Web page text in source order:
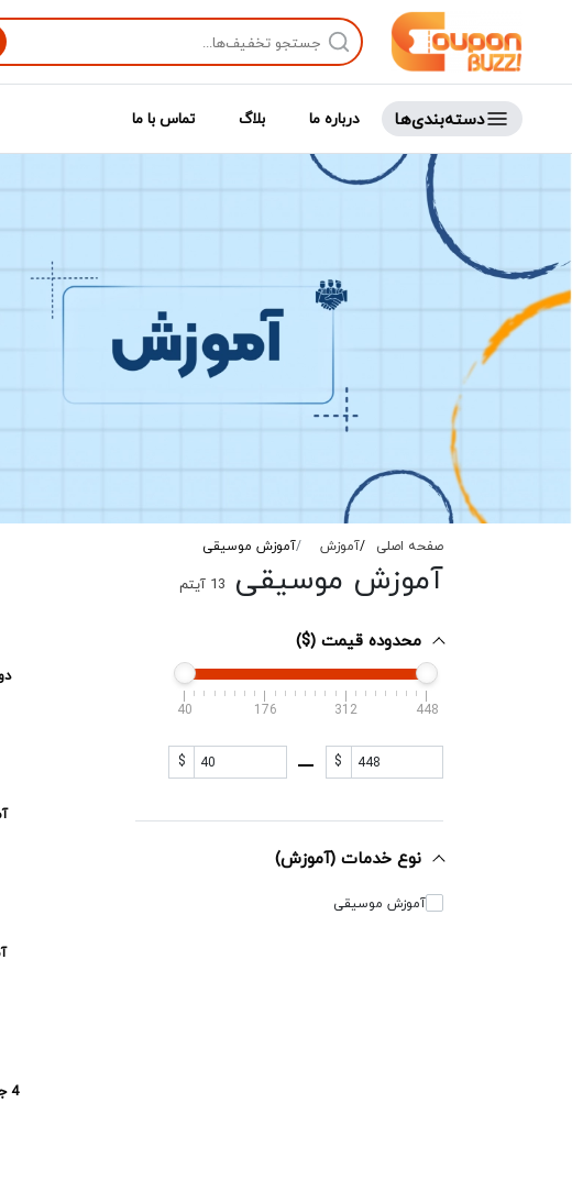
دسته‌بندی‌ها درباره ما بلاگ تماس با ما
صفحه اصلی آموزش آموزش موسیقی
آموزش موسیقی 13 آیتم
محدوده قیمت ($)
40 176 312 448
$ $
نوع خدمات (آموزش)
آموزش موسیقی
4